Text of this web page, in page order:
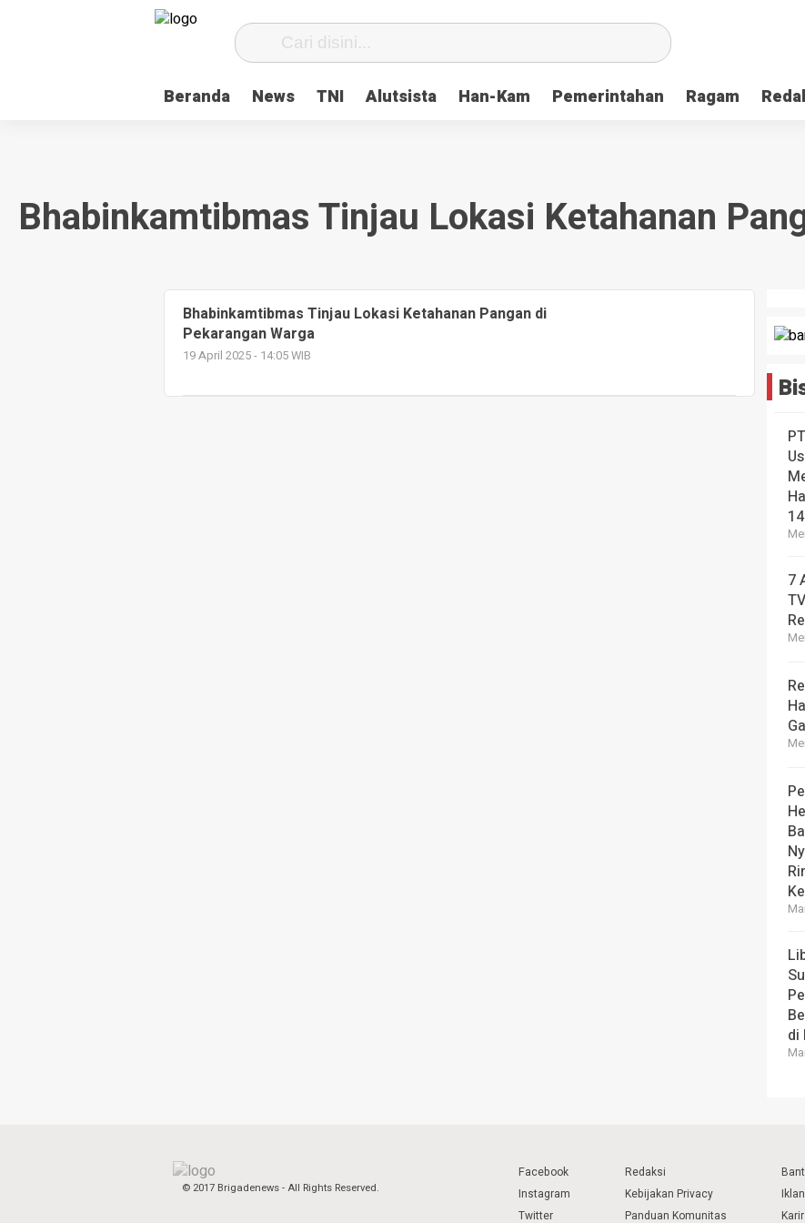
Beranda News TNI Alutsista Han-Kam Pemerintahan Ragam
Bhabinkamtibmas Tinjau Lokasi Ketahanan
Bhabinkamtibmas Tinjau Lokasi Ketahanan Pangan di
Pekarangan Warga
19 April 2025 - 14:05 WIB
7
di
© 2017 Brigadenews - All Rights Reserved.
Facebook
Instagram
Twitter
Redaksi
Kebijakan Privacy
Panduan Komunitas
Iklan
Karir